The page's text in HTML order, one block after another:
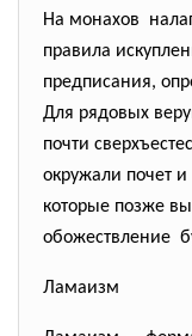
На монахов
правила
предписания,
Для рядовых
почти
окружали почет
которые позже
обожествление
Ламаизм